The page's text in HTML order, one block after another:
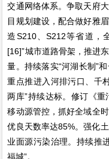
交通网络体系。争取天府
目规划建设，配合做好雅
造S210、S212等省道，
[16]”城市道路骨架，推进
量。持续落实“河湖长制”
重点推进入河排污口、千
两库”持续达标。修订《
移动源管控，抓好全域全
优良天数率达85%。强化
业面源污染治理。持续推
福城”。